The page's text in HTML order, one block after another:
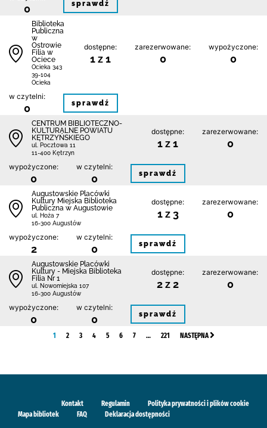
0 sprawdź
Biblioteka
Publiczna
w
Ostrowie
Filia w
Ociece
Ocieka 343
39-104
Ocieka
dostępne:
1 z 1
zarezerwowane:
0
wypożyczone:
0
w czytelni:
0 sprawdź
CENTRUM BIBLIOTECZNO-
KULTURALNE POWIATU
KĘTRZYŃSKIEGO
ul. Pocztowa 11
11-400 Kętrzyn
dostępne:
1 z 1
zarezerwowane:
0
wypożyczone:
0
w czytelni:
0 sprawdź
Augustowskie Placówki
Kultury Miejska Biblioteka
Publiczna w Augustowie
ul. Hoża 7
16-300 Augustów
dostępne:
1 z 3
zarezerwowane:
0
wypożyczone:
2
w czytelni:
0 sprawdź
Augustowskie Placówki
Kultury - Miejska Biblioteka
Filia Nr 1
ul. Nowomiejska 107
16-300 Augustów
dostępne:
2 z 2
zarezerwowane:
0
wypożyczone:
0
w czytelni:
0 sprawdź
1 2 3 4 5 6 7 … 221 NASTĘPNA
Kontakt Regulamin
Polityka prywatności i plików cookie
Mapa bibliotek
FAQ Deklaracja dostępności